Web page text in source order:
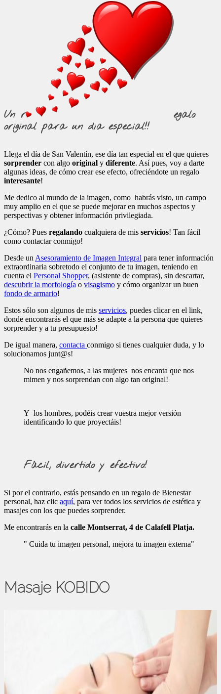
Un r
egalo
original para un día especial!!
Llega el día de San Valentín, ese día tan especial en el que quieres
sorprender con algo original y diferente. Así pues, voy a darte
algunas ideas, de cómo crear ese efecto, ofreciéndote un regalo
interesante!
Me dedico al mundo de la imagen, como habrás visto, un campo
muy amplio en el que se puede mejorar en muchos aspectos y
perspectivas y obtener información privilegiada.
¿Cómo? Pues regalando cualquiera de mis servicios! Tan fácil
como contactar conmigo!
Desde un Asesoramiento de Imagen Integral para tener información
extraordinaria sobretodo el conjunto de tu imagen, teniendo en
cuenta el Personal Shopper, (asistente de compras), sin descartar,
descubrir la morfología o visagismo y cómo organizar un buen
fondo de armario!
Estos sólo son algunos de mis servicios, puedes clicar en el link,
donde encontrarás el que más se adapte a la persona que quieres
sorprender y a tu presupuesto!
De igual manera, contacta conmigo si tienes cualquier duda, y lo
solucionamos junt@s!
No nos engañemos, a las mujeres nos encanta que nos
mimen y nos sorprendan con algo tan original!
Y los hombres, podéis crear vuestra mejor versión
identificando lo que proyectáis!
Fácil, divertido y efectivo!
Si por el contrario, estás pensando en un regalo de Bienestar
personal, haz clic aquí, para ver todos los servicios de estética y
masajes con los que puedes sorprender.
Me encontrarás en la calle Montserrat, 4 de Calafell Platja.
" Cuida tu imagen personal, mejora tu imagen externa"
Masaje KOBIDO